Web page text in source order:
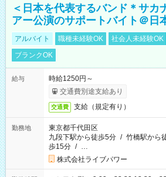
＜日本を代表するバンド＊サカ
アー公演のサポートバイト＠日
アルバイト 職種未経験OK 社会人未経験OK
ブランクOK
給与
時給1250円～
交通費別途支給あり
交通費 支給（規定有り）
勤務地
東京都千代田区
九段下駅から徒歩5分 / 竹橋駅から
歩15分 / …
株式会社ライブパワー